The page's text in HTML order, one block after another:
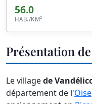
56.0
HAB./KM²
Présentation
Le villagede
département de l'Oise